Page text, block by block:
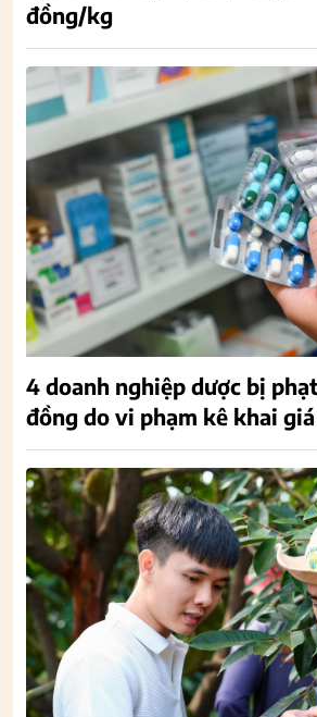
đồng/kg
4 doanh nghiệp dược bị
đồng do vi phạm kê khai